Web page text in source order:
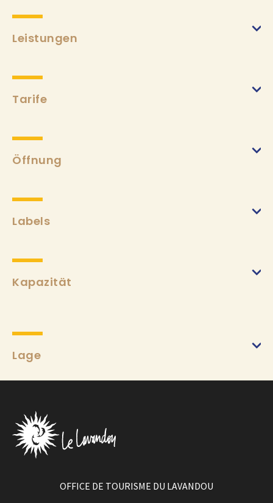
Leistungen
Tarife
Öffnung
Labels
Kapazität
Lage
OFFICE DE TOURISME DU LAVANDOU